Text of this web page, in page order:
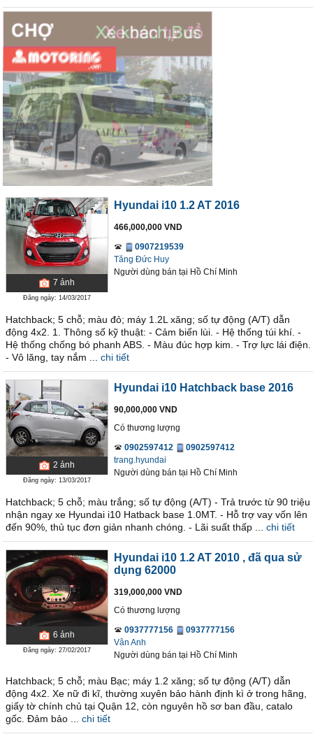
7 ảnh
Đăng ngày: 14/03/2017
Hyundai i10 1.2 AT 2016
466,000,000 VND
0907219539
Tăng Đức Huy
Người dùng bán tại Hồ Chí Minh
Hatchback; 5 chỗ; màu đỏ; máy 1.2L xăng; số tự động (A/T) dẫn
động 4x2. 1. Thông số kỹ thuật: - Cảm biến lùi. - Hệ thống túi khí. -
Hệ thống chống bó phanh ABS. - Màu đúc hợp kim. - Trợ lực lái điện.
- Vô lăng, tay nắm ...
chi tiết
2 ảnh
Đăng ngày: 13/03/2017
Hyundai i10 Hatchback base 2016
90,000,000 VND
Có thương lượng
0902597412
0902597412
trang.hyundai
Người dùng bán tại Hồ Chí Minh
Hatchback; 5 chỗ; màu trắng; số tự động (A/T) - Trả trước từ 90 triệu
nhận ngay xe Hyundai i10 Hatback base 1.0MT. - Hỗ trợ vay vốn lên
đến 90%, thủ tục đơn giản nhanh chóng. - Lãi suất thấp ...
chi tiết
6 ảnh
Đăng ngày: 27/02/2017
Hyundai i10 1.2 AT 2010 , đã qua sử
dụng 62000
319,000,000 VND
Có thương lượng
0937777156
0937777156
Vân Anh
Người dùng bán tại Hồ Chí Minh
Hatchback; 5 chỗ; màu Bạc; máy 1.2 xăng; số tự động (A/T) dẫn
động 4x2. Xe nữ đi kĩ, thường xuyên bảo hành định kì ở trong hãng,
giấy tờ chính chủ tại Quận 12, còn nguyên hồ sơ ban đầu, catalo
gốc. Đảm bảo ...
chi tiết